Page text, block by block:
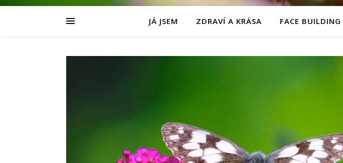
JÁ JSEM ZDRAVÍ A KRÁSA FACE BUILDING